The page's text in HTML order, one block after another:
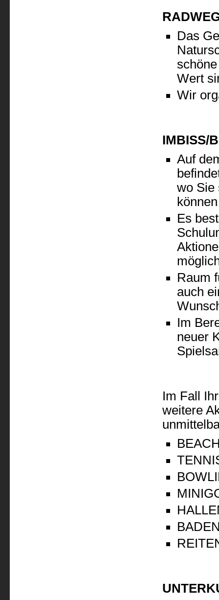
Das
Wert
Wir
IMBISS/
Auf
wo Sie
können
Es
Raum
auch
Im
neuer
Im Fall
weitere